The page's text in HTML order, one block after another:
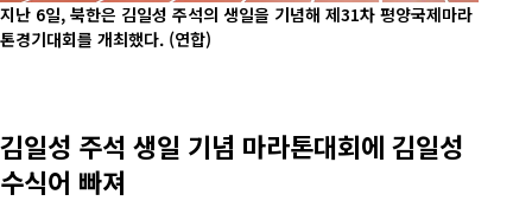
지난 6일, 북한은 김일성 주석의 생일을 기념해 제31차 평양국제마라
톤경기대회를 개최했다. (연합)
김일성 주석 생일 기념 마라톤대회에 김일성
수식어 빠져